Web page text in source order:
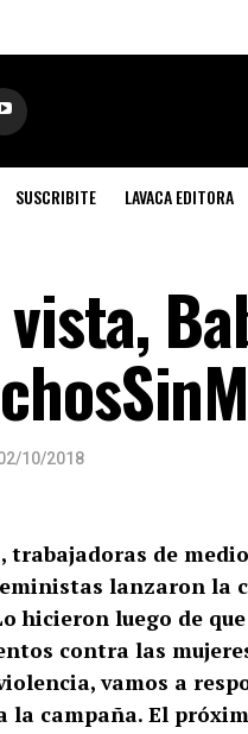
SUSCRIBITE LAVACA EDITORA
10/2018
trabajadoras de
lanzaron la
hicieron luego de
contra las
vamos a
la campaña. El